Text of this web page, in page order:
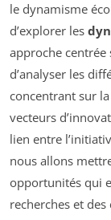
le dynamisme
d’explorer les
approche centrée
d’analyser les
concentrant sur
vecteurs
lien entre
nous allons
opportunités qui
recherches et